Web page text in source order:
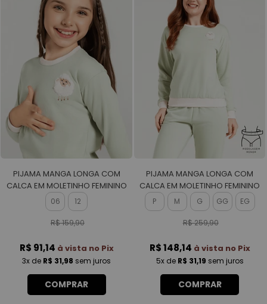
PIJAMA MANGA LONGA COM
CALCA EM MOLETINHO FEMININO
06 12
R$ 159,90
R$ 91,14 à vista no Pix
3x de R$ 31,98 sem juros
COMPRAR
PIJAMA MANGA LONGA COM
CALCA EM MOLETINHO FEMININO
P M G GG EG
R$ 259,90
R$ 148,14 à vista no Pix
5xde R$ 31,19 sem juros
COMPRAR